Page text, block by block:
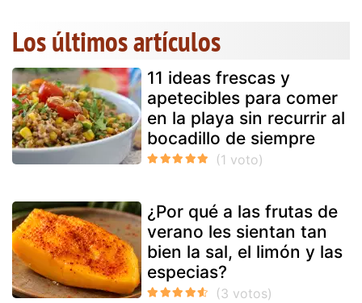
Los últimos artículos
11 ideas frescas y
apetecibles para comer
en la playa sin recurrir al
bocadillo de siempre
¿Por qué a las frutas de
verano les sientan tan
bien la sal, el limón y las
especias?